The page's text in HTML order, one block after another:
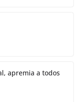
apremia a todos